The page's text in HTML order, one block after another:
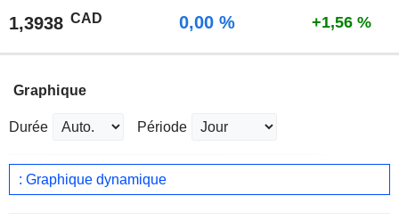
1,3938 CAD 0,00 % +1,56 %
Graphique
Durée Période
: Graphique dynamique